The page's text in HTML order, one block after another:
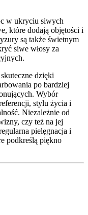
w ukryciu siwych
które dodają objętości i
są także świetnym
siwe włosy za
dzięki
po bardziej
Wybór
stylu życia i
Niezależnie od
czy też na jej
pielęgnacja i
podkreślą piękno